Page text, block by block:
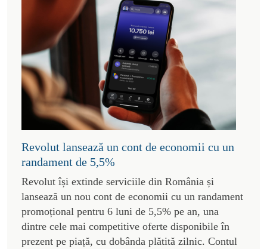
Revolut lansează un cont de economii cu un
randament de 5,5%
Revolut își extinde serviciile din România și
lansează un nou cont de economii cu un randament
promoțional pentru 6 luni de 5,5% pe an, una
dintre cele mai competitive oferte disponibile în
prezent pe piață, cu dobânda plătită zilnic. Contul